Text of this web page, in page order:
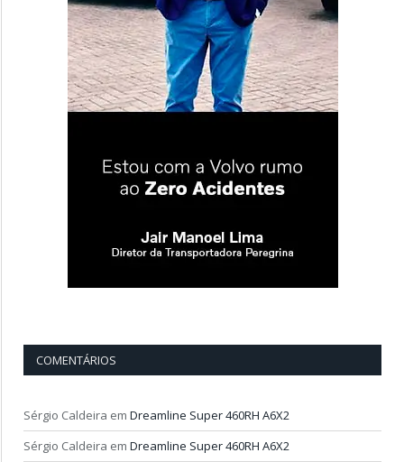
COMENTÁRIOS
Sérgio Caldeira em Dreamline Super 460RH A6X2
Sérgio Caldeira em Dreamline Super 460RH A6X2